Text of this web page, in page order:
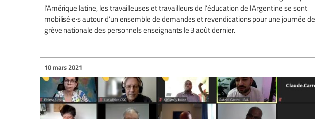
l’Amérique latine, les travailleuses et travailleurs de l’éducation de l’Argentine se sont
mobilisé·e·s autour d’un ensemble de demandes et revendications pour une journée de
grève nationale des personnels enseignants le 3 août dernier.
10 mars 2021